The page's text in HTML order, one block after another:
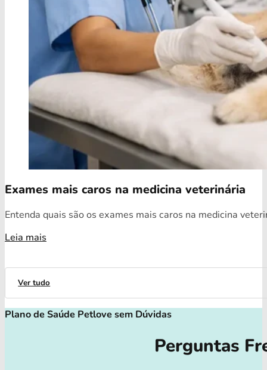
Exames mais caros na medicina veterinária
Entenda quais são os exames mais caros na medicina
Leia mais
Ver tudo
Plano de Saúde Petlove sem Dúvidas
Perguntas